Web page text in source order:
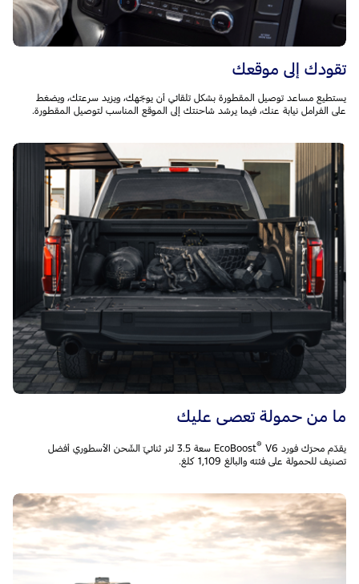
تقودك إلى موقعك
يستطيع مساعد توصيل المقطورة بشكل تلقائي أن يوجّهك، ويزيد سرعتك، ويضغط
على الفرامل نيابة عنك، فيما يرشد شاحنتك إلى الموقع المناسب لتوصيل المقطورة.
ما من حمولة تعصى عليك
يقدّم محرّك فورد EcoBoost ®
V6 سعة 3.5 لتر ثنائيّ الشّحن الأسطوري أفضل
تصنيف للحمولة على فئته والبالغ 1,109 كلغ.